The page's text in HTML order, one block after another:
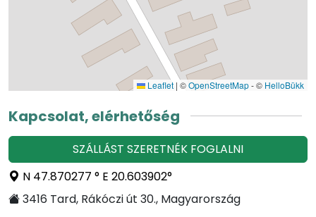
Leaflet | ©OpenStreetMap- © HelloBükk
Kapcsolat, elérhetőség
SZÁLLÁST SZERETNÉK FOGLALNI
N 47.870277 ° E 20.603902°
3416 Tard, Rákóczi út 30., Magyarország